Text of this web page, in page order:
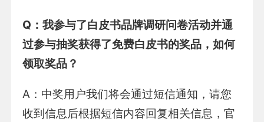
Q ：我参与了白皮书品牌调研问卷活动并通
过参与抽奖获得了免费白皮书的奖品，如何
领取奖品？
A：中奖用户我们将会通过短信通知，请您
收到信息后根据短信内容回复相关信息，官